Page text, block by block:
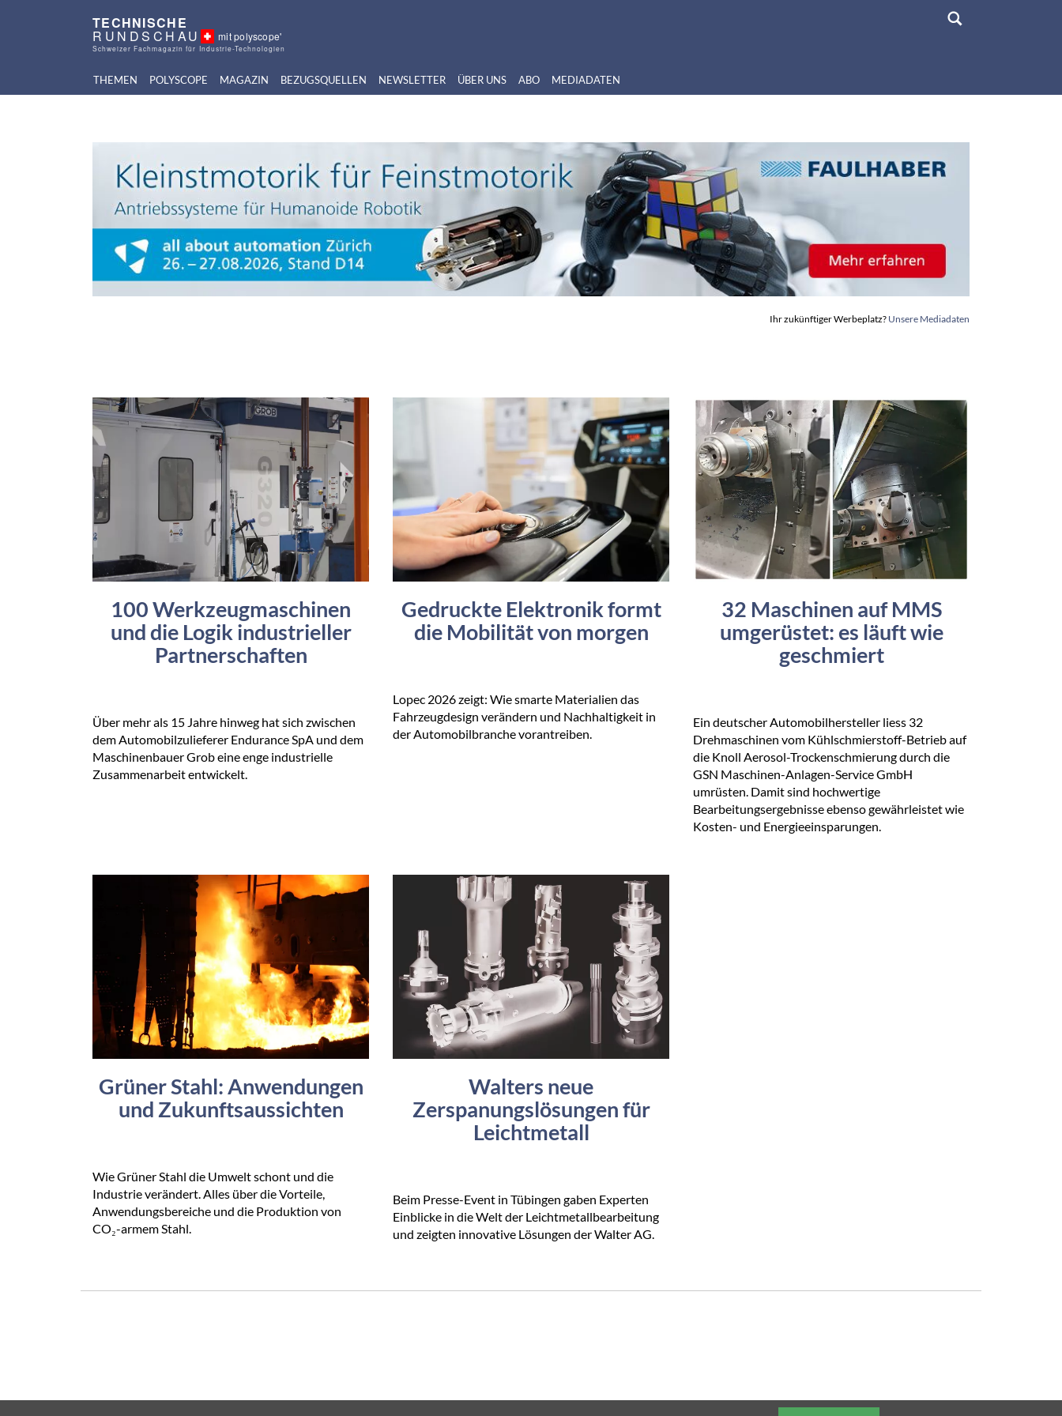
TECHNISCHE
RUNDSCHAU mit polyscope'
Schweizer Fachmagazin für Industrie-Technologien
THEMEN POLYSCOPE MAGAZIN BEZUGSQUELLEN NEWSLETTER ÜBER UNS ABO MEDIADATEN
Ihr zukünftiger Werbeplatz? Unsere Mediadaten
100 Werkzeugmaschinen
und die Logik industrieller
Partnerschaften
Über mehr als 15 Jahre hinweg hat sich zwischen
dem Automobilzulieferer Endurance SpA und dem
Maschinenbauer Grob eine enge industrielle
Zusammenarbeit entwickelt.
Gedruckte Elektronik formt
die Mobilität von morgen
Lopec 2026 zeigt: Wie smarte Materialien das
Fahrzeugdesign verändern und Nachhaltigkeit in
der Automobilbranche vorantreiben.
32 Maschinen auf MMS
umgerüstet: es läuft wie
geschmiert
Ein deutscher Automobilhersteller liess 32
Drehmaschinen vom Kühlschmierstoff-Betrieb auf
die Knoll Aerosol-Trockenschmierung durch die
GSN Maschinen-Anlagen-Service GmbH
umrüsten. Damit sind hochwertige
Bearbeitungsergebnisse ebenso gewährleistet wie
Kosten- und Energieeinsparungen.
Grüner Stahl: Anwendungen
und Zukunftsaussichten
Wie Grüner Stahl die Umwelt schont und die
Industrie verändert. Alles über die Vorteile,
Anwendungsbereiche und die Produktion von
CO₂-armem Stahl.
Walters neue
Zerspanungslösungen für
Leichtmetall
Beim Presse-Event in Tübingen gaben Experten
Einblicke in die Welt der Leichtmetallbearbeitung
und zeigten innovative Lösungen der Walter AG.